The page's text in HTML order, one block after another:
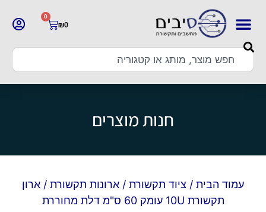
₪0
0
חנות מוצרים
עמוד הבית / ציוד תקשורת / ארונות תקשורת / ארון
תקשורת 10U עומק 60 ס"מ דלת מחוררת